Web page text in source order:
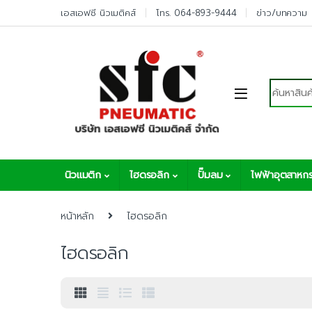
เอสเอฟซี นิวเมติคส์ โทร. 064-893-9444 ข่าว/บทความ
Search
นิวแมติก ไฮดรอลิก ปั๊มลม ไฟฟ้าอุตสาหก
หน้าหลัก ไฮดรอลิก
ไฮดรอลิก